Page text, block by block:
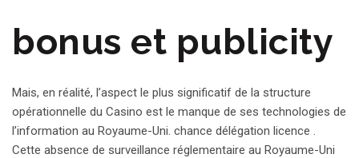
bonus et publicity
Mais, en réalité, l’aspect le plus significatif de la structure
opérationnelle du Casino est le manque de ses technologies de
l’information au Royaume-Uni. chance délégation licence .
Cette absence de surveillance réglementaire au Royaume-Uni